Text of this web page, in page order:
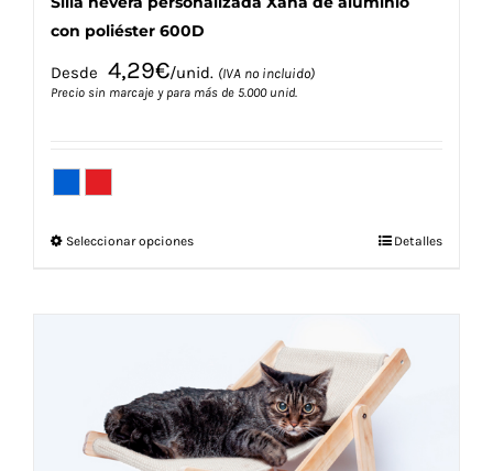
con poliéster 600D
Desde 4,29€/unid. (IVA no incluido)
Precio sin marcaje y para más de 5.000 unid.
Seleccionar opcionesEste
opciones
se
pueden
elegir
Detalles